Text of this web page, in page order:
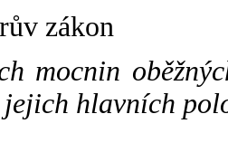
zákon
mocnin
hlavních